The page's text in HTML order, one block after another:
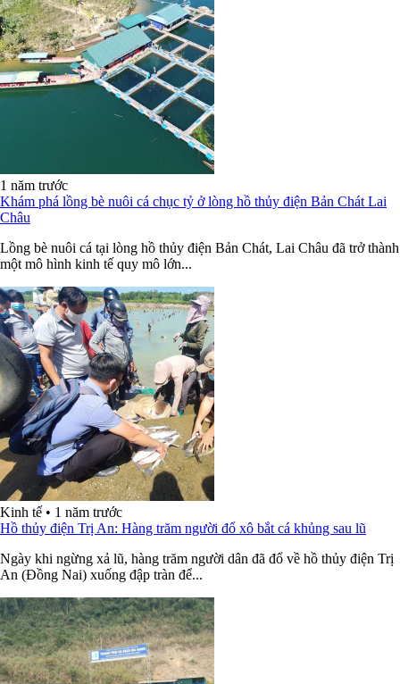
1 năm trước
Khám phá lồng bè nuôi cá chục tỷ ở lòng hồ thủy điện Bản Chát Lai
Châu
Lồng bè nuôi cá tại lòng hồ thủy điện Bản Chát, Lai Châu đã trở thành
một mô hình kinh tế quy mô lớn...
Kinh tế • 1 năm trước
Hồ thủy điện Trị An: Hàng trăm người đổ xô bắt cá khủng sau lũ
Ngày khi ngừng xả lũ, hàng trăm người dân đã đổ về hồ thủy điện Trị
An (Đồng Nai) xuống đập tràn để...